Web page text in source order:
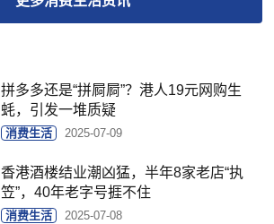
拼多多还是“拼屙屙”？港人19元网购生
蚝，引发一堆质疑
消费生活 2025-07-09
香港酒楼结业潮凶猛，半年8家老店“执
笠”，40年老字号捱不住
消费生活 2025-07-08